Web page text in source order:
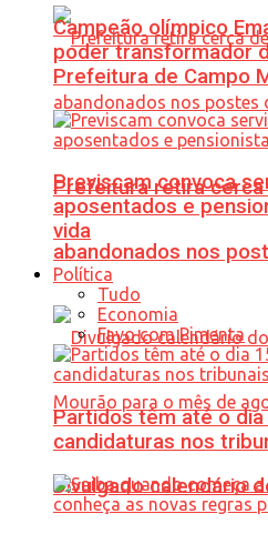
Prefeitura retira
abandonados nos
Divulgado calendário
Campeão olímpico
poder transformador
Prefeitura de Campo
Previscam convoca
aposentados e
vida
Política
Tudo
Economia
Favo com Pimenta
Partidos têm até o
candidaturas nos